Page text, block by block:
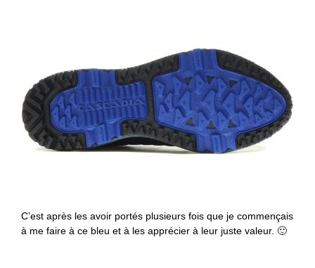
C’est après les avoir portés plusieurs fois que je commençais
à me faire à ce bleu et à les apprécier à leur juste valeur. 🙂